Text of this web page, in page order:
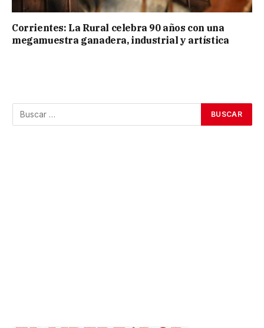
Corrientes: La Rural celebra 90 años con una
megamuestra ganadera, industrial y artística